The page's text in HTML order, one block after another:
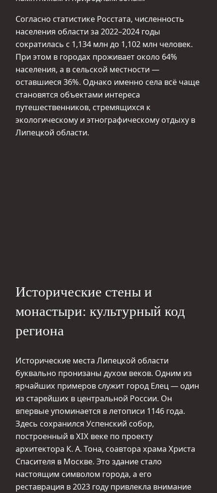
Согласно статистике Росстата, численность
населения области за 2022–2024 годы
сократилась с 1,134 млн до 1,102 млн человек.
При этом в городах проживает около 64%
населения, а в сельской местности —
оставшиеся 36%. Однако именно села всё чаще
становятся объектами интереса
путешественников, стремящихся к
экологическому и этнографическому отдыху в
Липецкой области.
Исторические стены и
монастыри: культурный код
региона
Исторические места Липецкой области
буквально пронизаны духом веков. Одним из
ярчайших примеров служит город Елец — один
из старейших в центральной России. Он
впервые упоминается в летописи 1146 года.
Здесь сохранился Успенский собор,
построенный в XIX веке по проекту
архитектора К. А. Тона, соавтора храма Христа
Спасителя в Москве. Это здание стало
настоящим символом города, а его
реставрация в 2023 году привлекла внимание